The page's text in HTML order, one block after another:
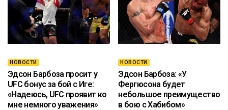
НОВОСТИ
Эдсон Барбоза просит у
UFC бонус за бой с Иге:
«Надеюсь, UFC проявит ко
мне немного уважения»
НОВОСТИ
Эдсон Барбоза: «У
Фергюсона будет
небольшое преимущество
в бою с Хабибом»